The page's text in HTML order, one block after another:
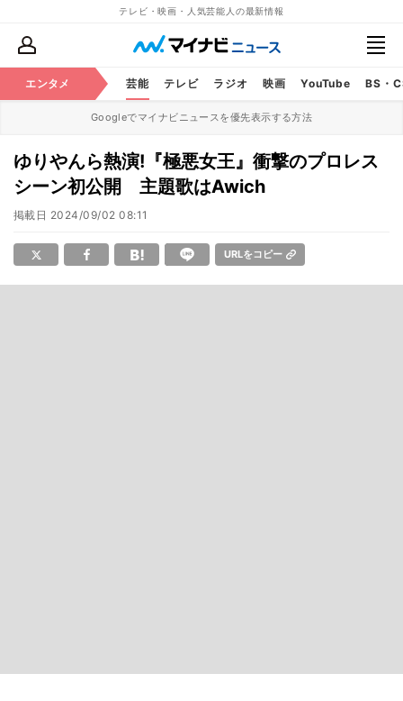
テレビ・映画・人気芸能人の最新情報
エンタメ 芸能 テレビ ラジオ 映画 YouTube BS・
Googleでマイナビニュースを優先表示する方法
ゆりやんら熱演!『極悪女王』衝撃のプロレス
シーン初公開 主題歌はAwich
掲載日 2024/09/02 08:11
URLをコピー